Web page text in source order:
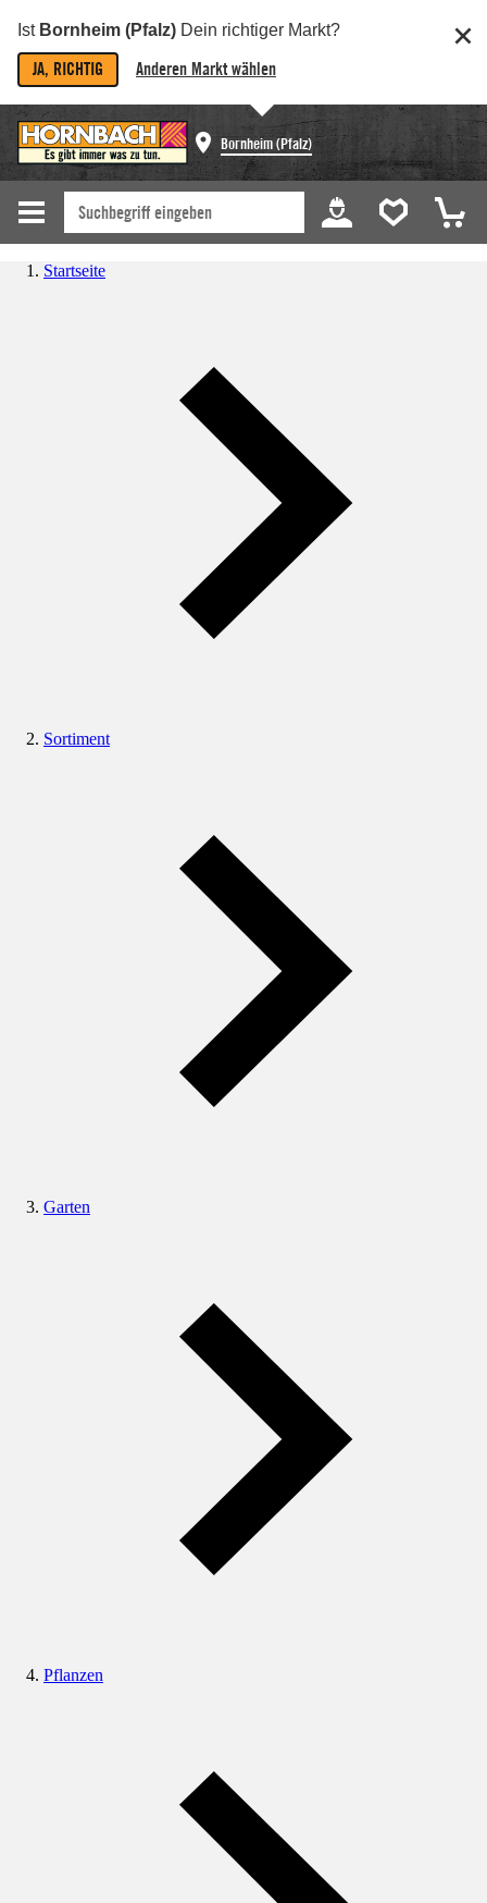
Ist Bornheim (Pfalz) Dein richtiger Markt?
JA, RICHTIG Anderen Markt wählen
Bornheim (Pfalz)
Startseite
Sortiment
Garten
Pflanzen